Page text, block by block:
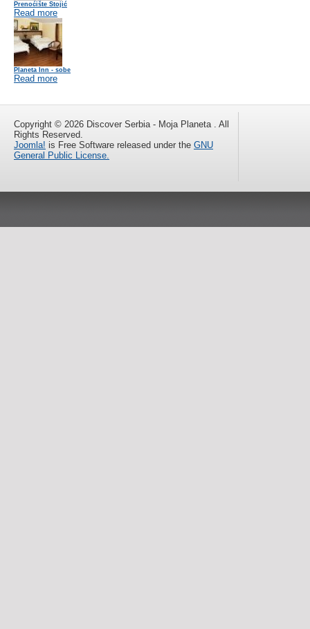
Prenoćište Stojić
Read more
Planeta Inn - sobe
Read more
Copyright © 2026 Discover Serbia - Moja Planeta . All
Rights Reserved.
Joomla! is Free Software released under the GNU
General Public License.